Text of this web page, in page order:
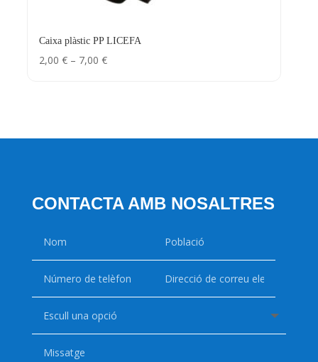
Caixa plàstic PP LICEFA
2,00 € – 7,00 €Interval
CONTACTA AMB NOSALTRES